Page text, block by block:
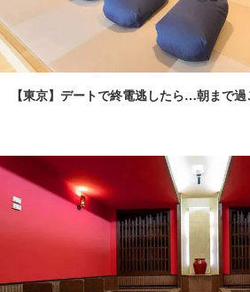
【東京】デートで終電逃したら…朝まで